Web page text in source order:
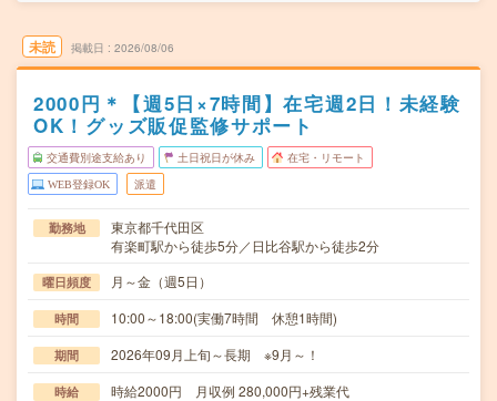
未読 掲載日 2026/08/06
2000円＊【週5日×7時間】在宅週2日！未経験
OK！グッズ販促監修サポート
交通費別途支給あり 土日祝日が休み 在宅・リモート
WEB登録OK 派遣
勤務地
東京都千代田区
有楽町駅から徒歩5分／日比谷駅から徒歩2分
曜日頻度 月～金（週5日）
時間 10:00～18:00(実働7時間 休憩1時間)
期間 2026年09月上旬～長期 ※9月～！
時給 時給2000円 月収例 280,000円+残業代